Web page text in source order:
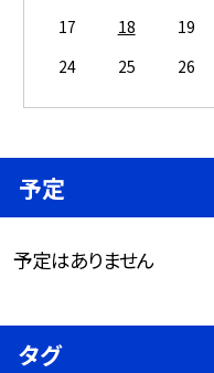
17
18 19
24
25 26
予定
予定はありません
タグ